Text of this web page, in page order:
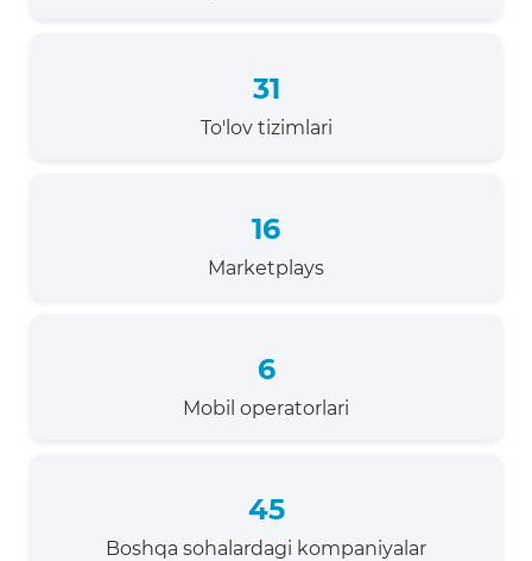
31
To'lov tizimlari
16
Marketplays
6
Mobil operatorlari
45
Boshqa sohalardagi kompaniyalar